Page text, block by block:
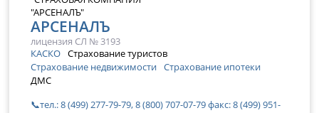
АРСЕНАЛЪ
лицензия СЛ № 3193
КАСКО Страхование туристов
Страхование недвижимости Страхование ипотеки
ДМС
📞тел.: 8 (499) 277-79-79, 8 (800) 707-07-79 факс: 8 (499) 951-